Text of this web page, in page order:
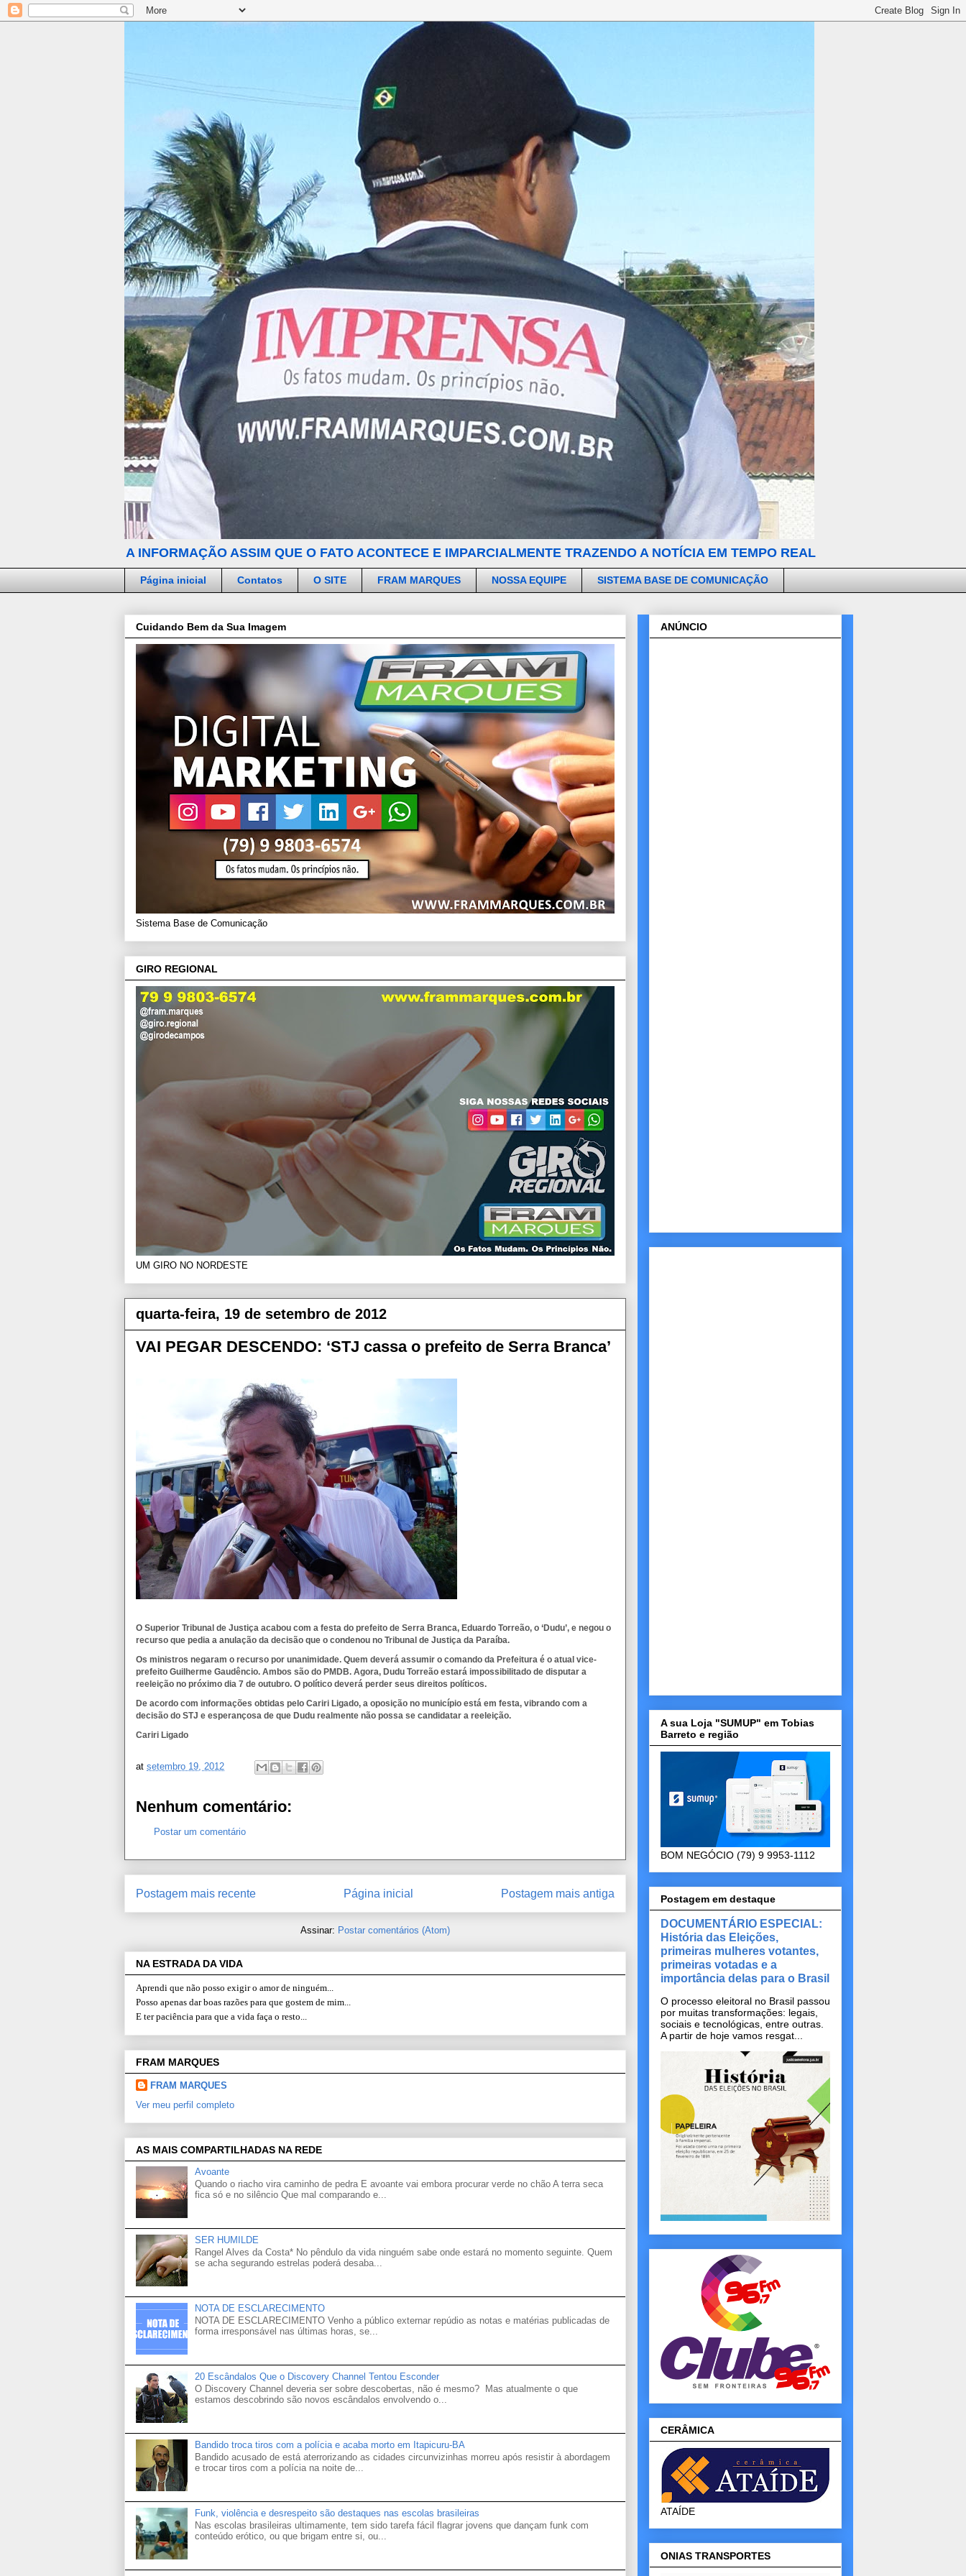
A INFORMAÇÃO ASSIM QUE O FATO ACONTECE E IMPARCIALMENTE TRAZENDO A NOTÍCIA EM TEMPO REAL
Página inicial Contatos O SITE FRAM MARQUES NOSSA EQUIPE SISTEMA BASE DE COMUNICAÇÃO
Cuidando Bem da Sua Imagem
Sistema Base de Comunicação
GIRO REGIONAL
UM GIRO NO NORDESTE
quarta-feira, 19 de setembro de 2012
VAI PEGAR DESCENDO: ‘STJ cassa o prefeito de Serra Branca’
O Superior Tribunal de Justiça acabou com a festa do prefeito de Serra Branca, Eduardo Torreão, o ‘Dudu’, e negou o
recurso que pedia a anulação da decisão que o condenou no Tribunal de Justiça da Paraíba.
Os ministros negaram o recurso por unanimidade. Quem deverá assumir o comando da Prefeitura é o atual vice-
prefeito Guilherme Gaudêncio. Ambos são do PMDB. Agora, Dudu Torreão estará impossibilitado de disputar a
reeleição no próximo dia 7 de outubro. O político deverá perder seus direitos políticos.
De acordo com informações obtidas pelo Cariri Ligado, a oposição no município está em festa, vibrando com a
decisão do STJ e esperançosa de que Dudu realmente não possa se candidatar a reeleição.
Cariri Ligado
at setembro 19, 2012
Nenhum comentário:
Postar um comentário
Postagem mais recente Postagem mais antiga
Página inicial
Assinar: Postar comentários (Atom)
NA ESTRADA DA VIDA
Aprendi que não posso exigir o amor de ninguém...
Posso apenas dar boas razões para que gostem de mim...
E ter paciência para que a vida faça o resto...
FRAM MARQUES
FRAM MARQUES
Ver meu perfil completo
AS MAIS COMPARTILHADAS NA REDE
Avoante
Quando o riacho vira caminho de pedra E avoante vai embora procurar verde no chão A terra seca
fica só e no silêncio Que mal comparando e...
SER HUMILDE
Rangel Alves da Costa* No pêndulo da vida ninguém sabe onde estará no momento seguinte. Quem
se acha segurando estrelas poderá desaba...
NOTA DE ESCLARECIMENTO
NOTA DE ESCLARECIMENTO Venho a público externar repúdio as notas e matérias publicadas de
forma irresponsável nas últimas horas, se...
20 Escândalos Que o Discovery Channel Tentou Esconder
O Discovery Channel deveria ser sobre descobertas, não é mesmo? Mas atualmente o que
estamos descobrindo são novos escândalos envolvendo o...
Bandido troca tiros com a polícia e acaba morto em Itapicuru-BA
Bandido acusado de está aterrorizando as cidades circunvizinhas morreu após resistir à abordagem
e trocar tiros com a polícia na noite de...
Funk, violência e desrespeito são destaques nas escolas brasileiras
Nas escolas brasileiras ultimamente, tem sido tarefa fácil flagrar jovens que dançam funk com
conteúdo erótico, ou que brigam entre si, ou...
ANÚNCIO
A sua Loja "SUMUP" em Tobias
Barreto e região
BOM NEGÓCIO (79) 9 9953-1112
Postagem em destaque
DOCUMENTÁRIO ESPECIAL:
História das Eleições,
primeiras mulheres votantes,
primeiras votadas e a
importância delas para o Brasil
O processo eleitoral no Brasil passou
por muitas transformações: legais,
sociais e tecnológicas, entre outras.
A partir de hoje vamos resgat...
CERÂMICA
ATAÍDE
ONIAS TRANSPORTES